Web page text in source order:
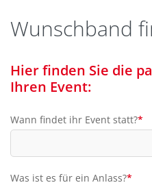
Wunschband
Hier finden Sie die
Ihren Event:
Wann findet ihr Event statt?*
Was ist es für ein Anlass?*